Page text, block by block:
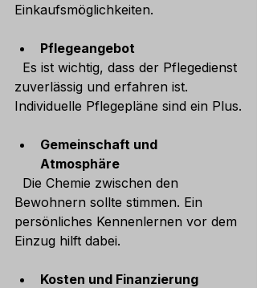
Einkaufsmöglichkeiten.
Pflegeangebot
zuverlässig und erfahren ist.
Individuelle Pflegepläne sind ein Plus.
Gemeinschaft und
Atmosphäre
Bewohnern sollte stimmen. Ein
persönliches Kennenlernen vor dem
Einzug hilft dabei.
Kosten und Finanzierung